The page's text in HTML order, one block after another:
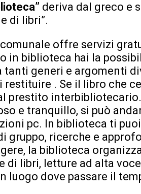
deriva dal greco e
di libri”.
offre servizi
in biblioteca hai la
tanti generi e argomenti
restituire . Se il libro che
prestito
e tranquillo, si può
pc. In biblioteca ti
gruppo, ricerche e
la biblioteca
di libri, letture ad alta
luogo dove passare il